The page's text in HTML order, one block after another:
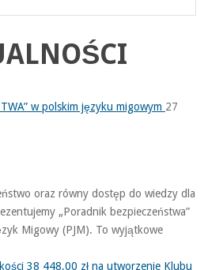
w polskim języku migowym 27
oraz równy dostęp do wiedzy dla
„Poradnik bezpieczeństwa”
Migowy (PJM). To wyjątkowe
38 448,00 zł na utworzenie Klubu